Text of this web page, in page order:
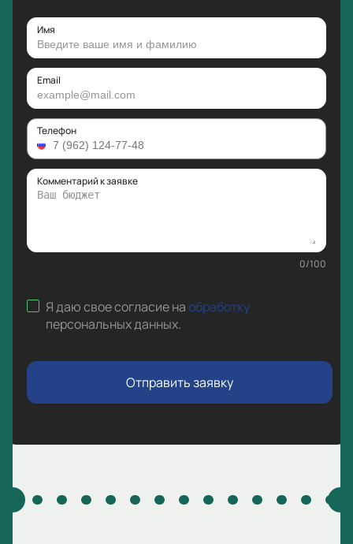
Имя
Email
Телефон
Комментарий к заявке
0/100
Я даю свое согласие наобработку
персональных данных.
Отправить заявку